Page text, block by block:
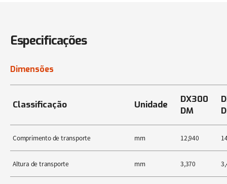
Especificações
Dimensões
Classificação Unidade
DX300
DM
Comprimento de transporte mm 12,940
Altura de transporte mm 3,370